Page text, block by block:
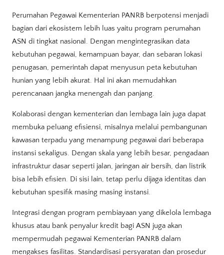
Perumahan Pegawai Kementerian PANRB berpotensi menjadi
bagian dari ekosistem lebih luas yaitu program perumahan
ASN di tingkat nasional. Dengan mengintegrasikan data
kebutuhan pegawai, kemampuan bayar, dan sebaran lokasi
penugasan, pemerintah dapat menyusun peta kebutuhan
hunian yang lebih akurat. Hal ini akan memudahkan
perencanaan jangka menengah dan panjang.
Kolaborasi dengan kementerian dan lembaga lain juga dapat
membuka peluang efisiensi, misalnya melalui pembangunan
kawasan terpadu yang menampung pegawai dari beberapa
instansi sekaligus. Dengan skala yang lebih besar, pengadaan
infrastruktur dasar seperti jalan, jaringan air bersih, dan listrik
bisa lebih efisien. Di sisi lain, tetap perlu dijaga identitas dan
kebutuhan spesifik masing masing instansi.
Integrasi dengan program pembiayaan yang dikelola lembaga
khusus atau bank penyalur kredit bagi ASN juga akan
mempermudah pegawai Kementerian PANRB dalam
mengakses fasilitas. Standardisasi persyaratan dan prosedur